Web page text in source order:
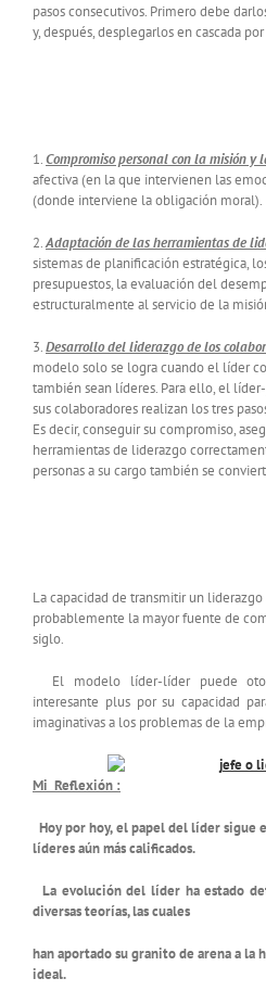
pasos consecutivos. Primero debe
y, después, desplegarlos en cascada
1.Compromiso personal con la misión y
afectiva (en la que intervienen las
(donde interviene la obligación moral).
2.Adaptación de las herramientas de
sistemas de planificación estratégica,
presupuestos, la evaluación del
estructuralmente al servicio de la
3.Desarrollo del liderazgo de los
modelo solo se logra cuando el líder
también sean líderes. Para ello, el
sus colaboradores realizan los tres
Es decir, conseguir su compromiso,
herramientas de liderazgo
personas a su cargo también se
La capacidad de transmitir un
probablemente la mayor fuente de
siglo.
El modelo líder-líder puede
interesante plus por su capacidad
imaginativas a los problemas de la
Mi Reflexión :
Hoy por hoy, el papel del líder sigue
líderes aún más calificados.
La evolución del líder ha estado
diversas teorías, las cuales
han aportado su granito de arena a
ideal.